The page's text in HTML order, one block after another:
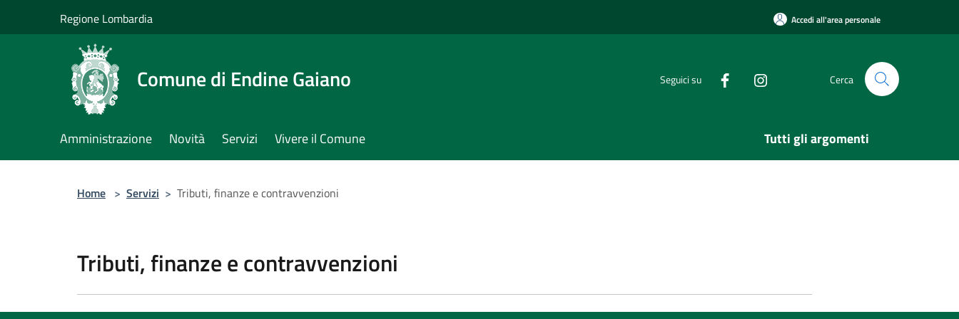
Regione Lombardia Accedi all'area personale
Comune di Endine Gaiano Seguici su Cerca
Amministrazione Novità Servizi Vivere il Comune Tutti gli argomenti
Home > Servizi > Tributi, finanze e contravvenzioni
Tributi, finanze e contravvenzioni